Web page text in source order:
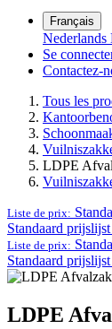
Français
Nederlands
Se
Contactez-
Tous les
LDPE
Liste de prix:
Standaard
Liste de prix:
Standaard
LDPE